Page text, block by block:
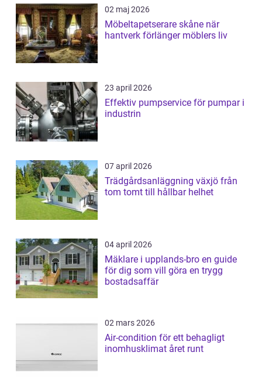
02 maj 2026
Möbeltapetserare skåne när
hantverk förlänger möblers liv
23 april 2026
Effektiv pumpservice för pumpar i
industrin
07 april 2026
Trädgårdsanläggning växjö från
tom tomt till hållbar helhet
04 april 2026
Mäklare i upplands-bro en guide
för dig som vill göra en trygg
bostadsaffär
02 mars 2026
Air-condition för ett behagligt
inomhusklimat året runt